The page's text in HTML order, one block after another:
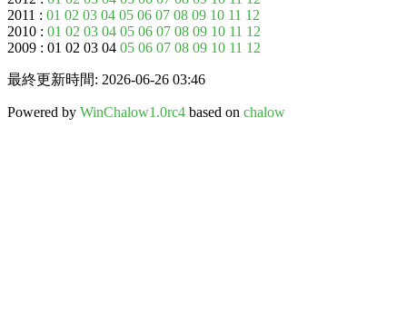
2011 : 01 02 03 04 05 06 07 08 09 10 11 12
2010 : 01 02 03 04 05 06 07 08 09 10 11 12
2009 : 01 02 03 04 05 06 07 08 09 10 11 12
最終更新時間: 2026-06-26 03:46
Powered by WinChalow1.0rc4 based on chalow